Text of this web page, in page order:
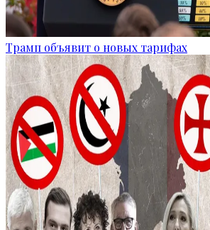
Трамп объявит о новых тарифах